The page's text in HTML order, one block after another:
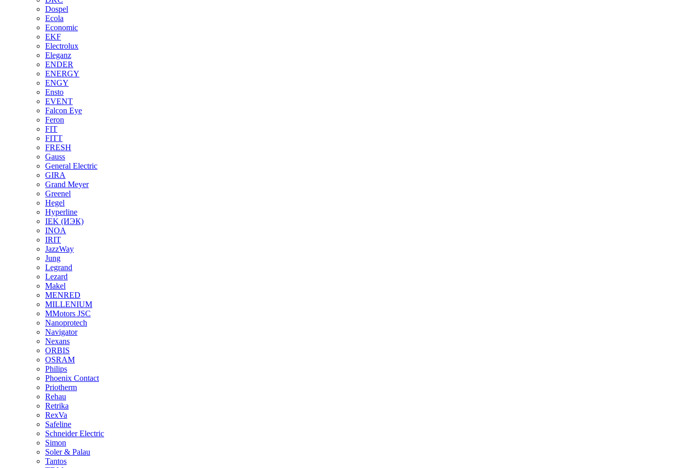
Dospel
Ecola
Economic
EKF
Electrolux
Eleganz
ENDER
ENERGY
ENGY
Ensto
EVENT
Falcon Eye
Feron
FIT
FITT
FRESH
Gauss
General Electric
GIRA
Grand Meyer
Greenel
Hegel
Hyperline
IEK (ИЭК)
INOA
IRIT
JazzWay
Jung
Legrand
Lezard
Makel
MENRED
MILLENIUM
MMotors JSC
Nanoprotech
Navigator
Nexans
ORBIS
OSRAM
Philips
Phoenix Contact
Priotherm
Rehau
Retrika
RexVa
Safeline
Schneider Electric
Simon
Soler & Palau
Tantos